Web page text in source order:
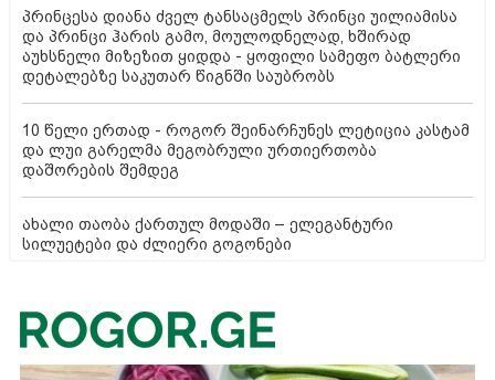
პრინცესა დიანა ძველ ტანსაცმელს პრინცი უილიამისა
და პრინცი ჰარის გამო, მოულოდნელად, ხშირად
აუხსნელი მიზეზით ყიდდა - ყოფილი სამეფო ბატლერი
დეტალებზე საკუთარ წიგნში საუბრობს
10 წელი ერთად - როგორ შეინარჩუნეს ლეტიცია კასტამ
და ლუი გარელმა მეგობრული ურთიერთობა
დაშორების შემდეგ
ახალი თაობა ქართულ მოდაში – ელეგანტური
სილუეტები და ძლიერი გოგონები